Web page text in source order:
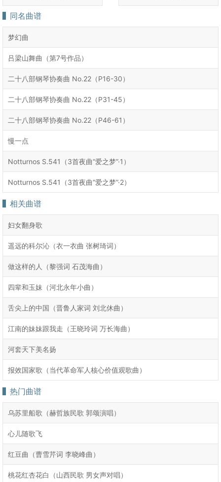
同名曲谱
梦幻曲
吕梁山舞曲（第7号作品）
二十八部钢琴协奏曲 No.22（P16-30）
二十八部钢琴协奏曲 No.22（P31-45）
二十八部钢琴协奏曲 No.22（P46-61）
慢一点
Notturnos S.541（3首夜曲“爱之梦”·1）
Notturnos S.541（3首夜曲“爱之梦”·2）
相关曲谱
妇女翻身歌
遥远的科尔沁（衣一衣曲 张树琦词）
做这样的人（黎强词 石茂海曲）
四辈和玉妹（河北永年小曲）
舌尖上的中国（晋鲁人家词 刘北休曲）
江南的妹妹跟我走（王晓玲词 万长海曲）
河套天下美名扬
报效国家歌（当代革命军人核心价值观歌曲）
热门曲谱
乌苏里船歌（赫哲族民歌 郭颂演唱）
心儿随歌飞
红豆曲（曹雪芹词 李晓峰曲）
桃花红杏花白（山西民歌 男女声对唱）